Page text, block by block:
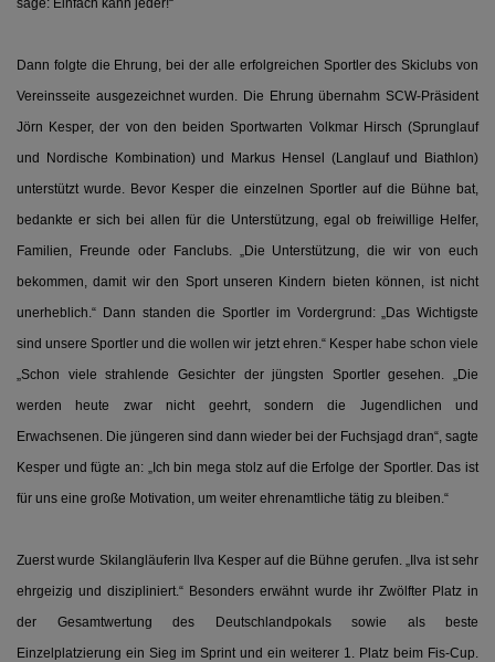
sage: Einfach kann jeder!“
Dann folgte die Ehrung, bei der alle erfolgreichen Sportler des Skiclubs von
Vereinsseite ausgezeichnet wurden. Die Ehrung übernahm SCW-Präsident
Jörn Kesper, der von den beiden Sportwarten Volkmar Hirsch (Sprunglauf
und Nordische Kombination) und Markus Hensel (Langlauf und Biathlon)
unterstützt wurde. Bevor Kesper die einzelnen Sportler auf die Bühne bat,
bedankte er sich bei allen für die Unterstützung, egal ob freiwillige Helfer,
Familien, Freunde oder Fanclubs. „Die Unterstützung, die wir von euch
bekommen, damit wir den Sport unseren Kindern bieten können, ist nicht
unerheblich.“ Dann standen die Sportler im Vordergrund: „Das Wichtigste
sind unsere Sportler und die wollen wir jetzt ehren.“ Kesper habe schon viele
„Schon viele strahlende Gesichter der jüngsten Sportler gesehen. „Die
werden heute zwar nicht geehrt, sondern die Jugendlichen und
Erwachsenen. Die jüngeren sind dann wieder bei der Fuchsjagd dran“, sagte
Kesper und fügte an: „Ich bin mega stolz auf die Erfolge der Sportler. Das ist
für uns eine große Motivation, um weiter ehrenamtliche tätig zu bleiben.“
Zuerst wurde Skilangläuferin Ilva Kesper auf die Bühne gerufen. „Ilva ist sehr
ehrgeizig und diszipliniert.“ Besonders erwähnt wurde ihr Zwölfter Platz in
der Gesamtwertung des Deutschlandpokals sowie als beste
Einzelplatzierung ein Sieg im Sprint und ein weiterer 1. Platz beim Fis-Cup.